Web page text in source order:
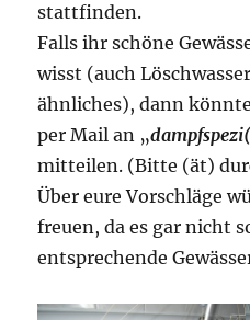
stattfinden.
Falls ihr schöne
wisst (auch
ähnliches), dann
per Mail an „
mitteilen. (Bitte (ät)
Über eure Vorschläge
freuen, da es gar nicht
entsprechende